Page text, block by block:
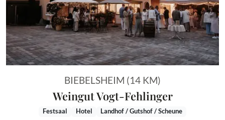
BIEBELSHEIM (14 KM)
Weingut Vogt-Fehlinger
Festsaal Hotel Landhof / Gutshof / Scheune